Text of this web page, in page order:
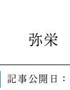
弥栄
記事公開日：